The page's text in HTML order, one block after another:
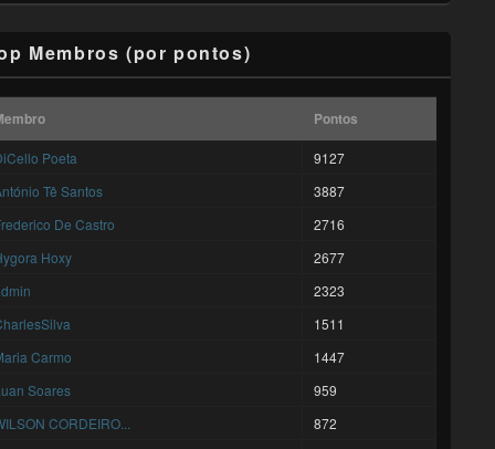
Membros (por pontos)
Pontos
Poeta
9127
Tê Santos
3887
De Castro
2716
Hoxy
2677
2323
1511
Carmo
1447
Soares
959
CORDEIRO...
872